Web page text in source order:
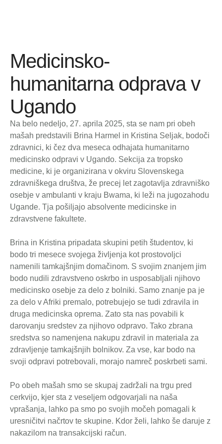
Medicinsko-
humanitarna odprava v
Ugando
Na belo nedeljo, 27. aprila 2025, sta se nam pri obeh
mašah predstavili Brina Harmel in Kristina Seljak, bodoči
zdravnici, ki čez dva meseca odhajata humanitarno
medicinsko odpravi v Ugando. Sekcija za tropsko
medicine, ki je organizirana v okviru Slovenskega
zdravniškega društva, že precej let zagotavlja zdravniško
osebje v ambulanti v kraju Bwama, ki leži na jugozahodu
Ugande. Tja pošiljajo absolvente medicinske in
zdravstvene fakultete.
Brina in Kristina pripadata skupini petih študentov, ki
bodo tri mesece svojega življenja kot prostovoljci
namenili tamkajšnjim domačinom. S svojim znanjem jim
bodo nudili zdravstveno oskrbo in usposabljali njihovo
medicinsko osebje za delo z bolniki. Samo znanje pa je
za delo v Afriki premalo, potrebujejo se tudi zdravila in
druga medicinska oprema. Zato sta nas povabili k
darovanju sredstev za njihovo odpravo. Tako zbrana
sredstva so namenjena nakupu zdravil in materiala za
zdravljenje tamkajšnjih bolnikov. Za vse, kar bodo na
svoji odpravi potrebovali, morajo namreč poskrbeti sami.
Po obeh mašah smo se skupaj zadržali na trgu pred
cerkvijo, kjer sta z veseljem odgovarjali na naša
vprašanja, lahko pa smo po svojih močeh pomagali k
uresničitvi načrtov te skupine. Kdor želi, lahko še daruje z
nakazilom na transakcijski račun.